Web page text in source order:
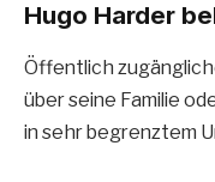
Hugo Harder
Öffentlich
über seine Familie
in sehr begrenztem